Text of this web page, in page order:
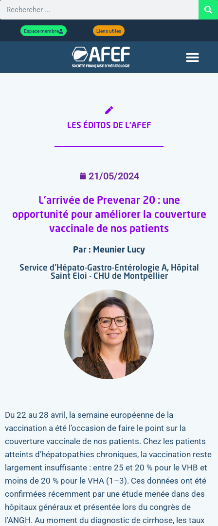
Espace membre Liens utiles
LES ÉDITOS DE L'AFEF
21/05/2024
L’arrivée de Prevenar 20 : une
opportunité pour améliorer la couverture
vaccinale de nos patients
Par : Meunier Lucy
Service d'Hépato-Gastro-Entérologie A, Hôpital
Saint Eloi - CHU de Montpellier
Du 22 au 28 avril, la semaine européenne de la
vaccination a été l’occasion de faire le point sur la
couverture vaccinale de nos patients. Chez les patients
atteints d’hépatopathies chroniques, la vaccination reste
largement insuffisante : entre 25 et 20 % pour le VHB et
moins de 20 % pour le VHA (1–3). Ces données ont été
confirmées récemment par une étude menée dans des
hôpitaux généraux et présentée lors du congrès de
l’ANGH. Au moment du diagnostic de cirrhose, les taux